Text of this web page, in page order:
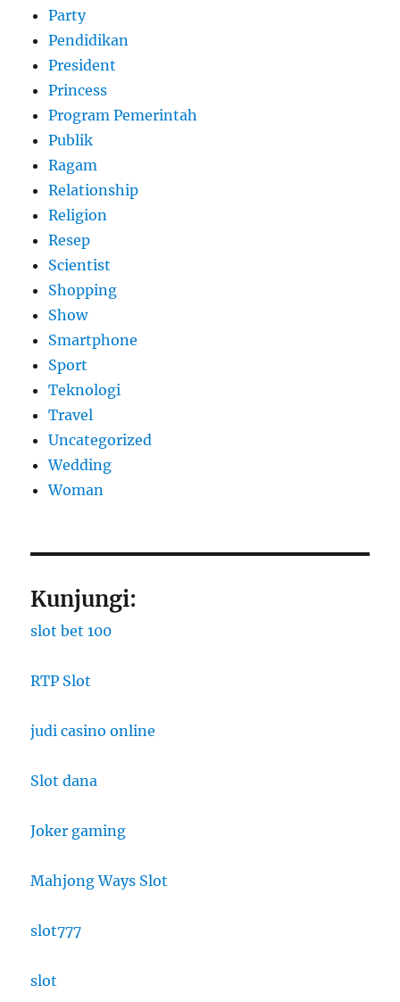
Party
Pendidikan
President
Princess
Program Pemerintah
Publik
Ragam
Relationship
Religion
Resep
Scientist
Shopping
Show
Smartphone
Sport
Teknologi
Travel
Uncategorized
Wedding
Woman
Kunjungi:
slot bet 100
RTP Slot
judi casino online
Slot dana
Joker gaming
Mahjong Ways Slot
slot777
slot